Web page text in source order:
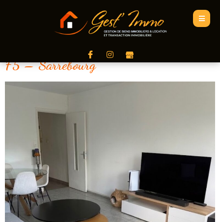
F5 – Sarrebourg